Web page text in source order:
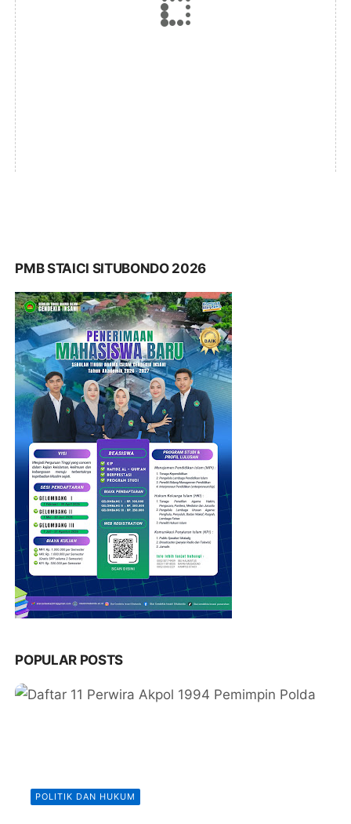
PMB STAICI SITUBONDO 2026
POPULAR POSTS
POLITIK DAN HUKUM